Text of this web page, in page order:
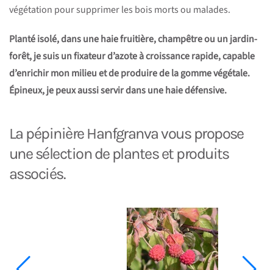
végétation pour supprimer les bois morts ou malades.
Planté isolé, dans une haie fruitière, champêtre ou un jardin-
forêt, je suis un fixateur d’azote à croissance rapide, capable
d’enrichir mon milieu et de produire de la gomme végétale.
Épineux, je peux aussi servir dans une haie défensive.
La pépinière Hanfgranva vous propose
une sélection de plantes et produits
associés.